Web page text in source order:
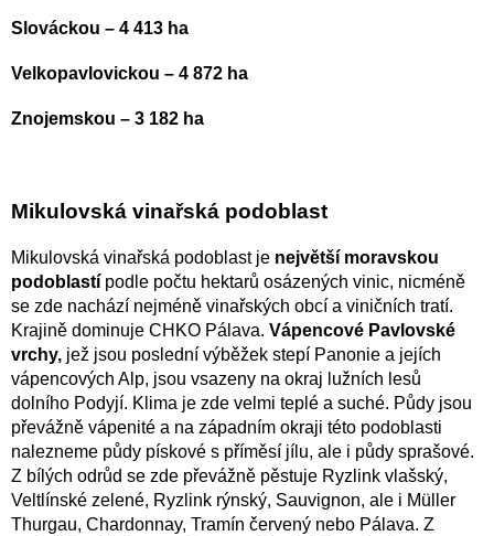
Slováckou – 4 413 ha
Velkopavlovickou – 4 872 ha
Znojemskou – 3 182 ha
Mikulovská vinařská podoblast
Mikulovská vinařská podoblast je největší moravskou
podoblastí podle počtu hektarů osázených vinic, nicméně
se zde nachází nejméně vinařských obcí a viničních tratí.
Krajině dominuje CHKO Pálava. Vápencové Pavlovské
vrchy, jež jsou poslední výběžek stepí Panonie a jejích
vápencových Alp, jsou vsazeny na okraj lužních lesů
dolního Podyjí. Klima je zde velmi teplé a suché. Půdy jsou
převážně vápenité a na západním okraji této podoblasti
nalezneme půdy pískové s příměsí jílu, ale i půdy sprašové.
Z bílých odrůd se zde převážně pěstuje Ryzlink vlašský,
Veltlínské zelené, Ryzlink rýnský, Sauvignon, ale i Müller
Thurgau, Chardonnay, Tramín červený nebo Pálava. Z